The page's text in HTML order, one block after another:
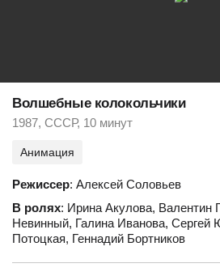
Волшебные колокольчики
1987, СССР, 10 минут
Анимация
Режиссер: Алексей Соловьев
В ролях: Ирина Акулова, Валентин
Невинный, Галина Иванова, Сергей
Потоцкая, Геннадий Бортников